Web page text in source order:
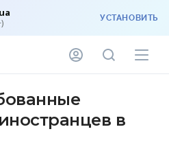
УСТАНОВИТЬ
в